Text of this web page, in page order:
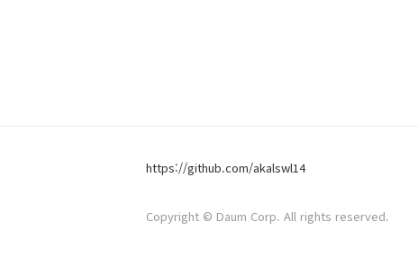
https://github.com/akalswl14
Copyright © Daum Corp. All rights reserved.